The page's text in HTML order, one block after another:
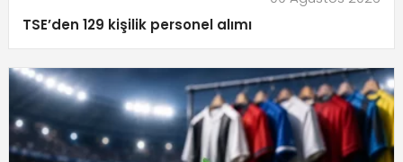
TSE’den 129 kişilik personel alımı